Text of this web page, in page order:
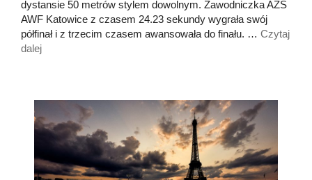
dystansie 50 metrów stylem dowolnym. Zawodniczka AZS
AWF Katowice z czasem 24.23 sekundy wygrała swój
półfinał i z trzecim czasem awansowała do finału. … Czytaj
dalej